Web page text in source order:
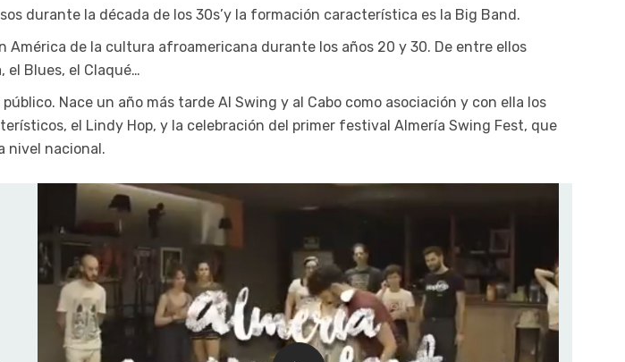
durante la década de los 30s’y la formación característica es la Big Band.
América de la cultura afroamericana durante los años 20 y 30. De entre ellos
el Blues, el Claqué…
Nace un año más tarde Al Swing y al Cabo como asociación y con ella los
el Lindy Hop, y la celebración del primer festival Almería Swing Fest, que
nivel nacional.